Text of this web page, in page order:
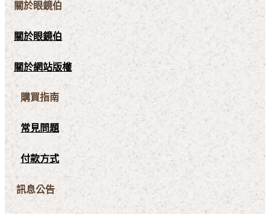
關於眼鏡伯
關於眼鏡伯
關於網站版權
購買指南
常見問題
付款方式
訊息公告